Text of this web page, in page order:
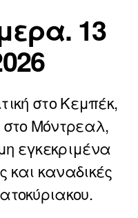
13
στο Κεμπέκ,
Μόντρεαλ,
εγκεκριμένα
και καναδικές
Α
π
ό
τ
ν/
1
Ι
ο
ν